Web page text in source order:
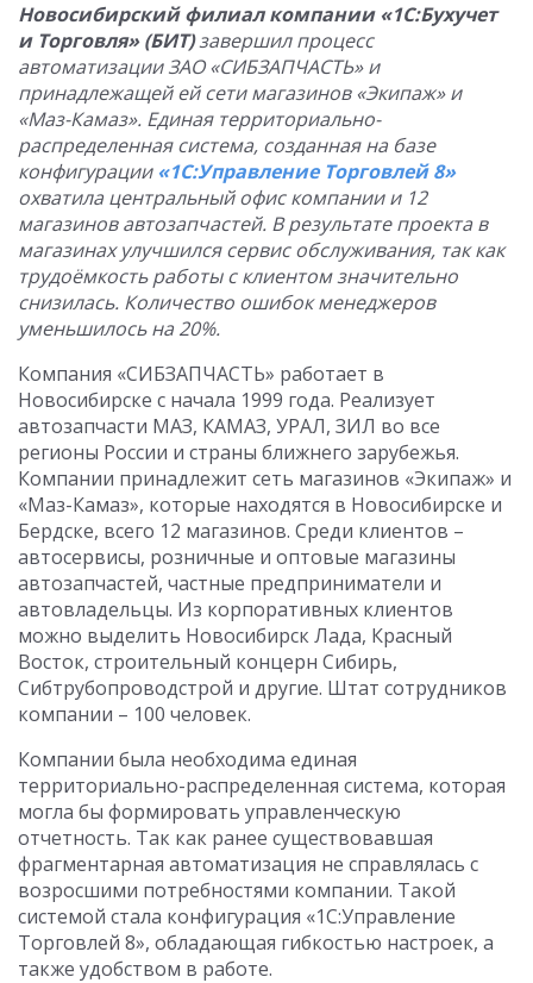
Новосибирский филиал компании «1С:Бухучет
и Торговля» (БИТ)завершил процесс
автоматизации ЗАО «СИБЗАПЧАСТЬ» и
принадлежащей ей сети магазинов «Экипаж» и
«Маз-Камаз». Единая территориально-
распределенная система, созданная на базе
конфигурации«1С:Управление Торговлей 8»
охватила центральный офис компании и 12
магазинов автозапчастей. В результате проекта в
магазинах улучшился сервис обслуживания, так как
трудоёмкость работы с клиентом значительно
снизилась. Количество ошибок менеджеров
уменьшилось на 20%.
Компания «СИБЗАПЧАСТЬ» работает в
Новосибирске с начала 1999 года. Реализует
автозапчасти МАЗ, КАМАЗ, УРАЛ, ЗИЛ во все
регионы России и страны ближнего зарубежья.
Компании принадлежит сеть магазинов «Экипаж» и
«Маз-Камаз», которые находятся в Новосибирске и
Бердске, всего 12 магазинов. Среди клиентов –
автосервисы, розничные и оптовые магазины
автозапчастей, частные предприниматели и
автовладельцы. Из корпоративных клиентов
можно выделить Новосибирск Лада, Красный
Восток, строительный концерн Сибирь,
Сибтрубопроводстрой и другие. Штат сотрудников
компании – 100 человек.
Компании была необходима единая
территориально-распределенная система, которая
могла бы формировать управленческую
отчетность. Так как ранее существовавшая
фрагментарная автоматизация не справлялась с
возросшими потребностями компании. Такой
системой стала конфигурация «1С:Управление
Торговлей 8», обладающая гибкостью настроек, а
также удобством в работе.